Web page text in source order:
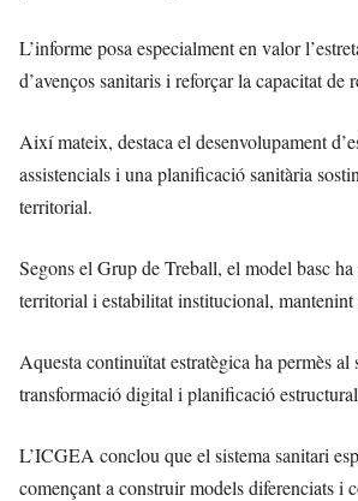
L’informe posa especialment en valor
d’avenços sanitaris i reforçar la capacitat
Així mateix, destaca el desenvolupament
assistencials i una planificació sanitària
territorial.
Segons el Grup de Treball, el model basc
territorial i estabilitat institucional, mantenint
Aquesta continuïtat estratègica ha permès
transformació digital i planificació
L’ICGEA conclou que el sistema sanitari
començant a construir models diferenciats i